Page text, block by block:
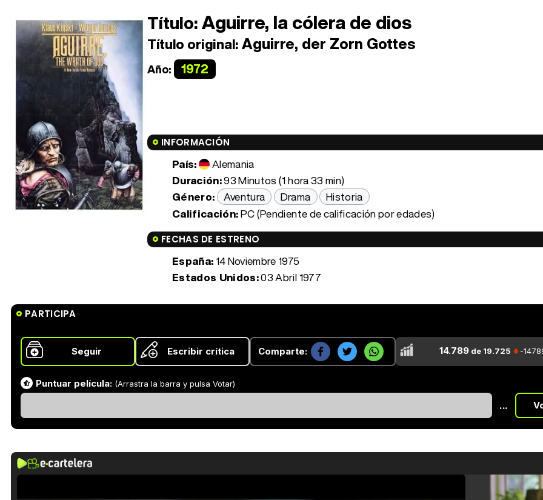
Título:Aguirre, la cólera de dios
Título original:Aguirre, der Zorn Gottes
Año: 1972
INFORMACIÓN
País:
Alemania
Duración:93 Minutos (1 hora 33 min)
Género: Aventura Drama
Historia
Calificación:PC (Pendiente de calificación por edades)
FECHAS DE ESTRENO
España: 14 Noviembre 1975
Estados Unidos:03 Abril 1977
PARTICIPA
Seguir Escribir crítica Comparte: 14.789de 19.725 -
Puntuar película: (Arrastra la barra y pulsa Votar)
...